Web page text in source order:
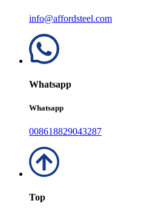
info@affordsteel.com
Whatsapp
Whatsapp
008618829043287
Top